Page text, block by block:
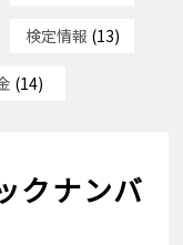
検定情報 (13)
(14)
ナンバ